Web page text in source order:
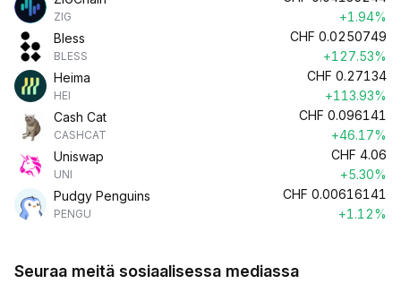
ZIG
+1.94%
Bless
BLESS
CHF 0.0250749
+127.53%
Heima
HEI
CHF 0.27134
+113.93%
Cash Cat
CASHCAT
CHF 0.096141
+46.17%
Uniswap
UNI
CHF 4.06
+5.30%
Pudgy Penguins
PENGU
CHF 0.00616141
+1.12%
Seuraa meitä sosiaalisessa mediassa